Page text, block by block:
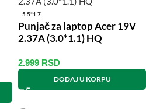
5.5*1.7
Punjač za laptop Acer 19V
2.37A (3.0*1.1) HQ
2.999 RSD
DODAJ U KORPU